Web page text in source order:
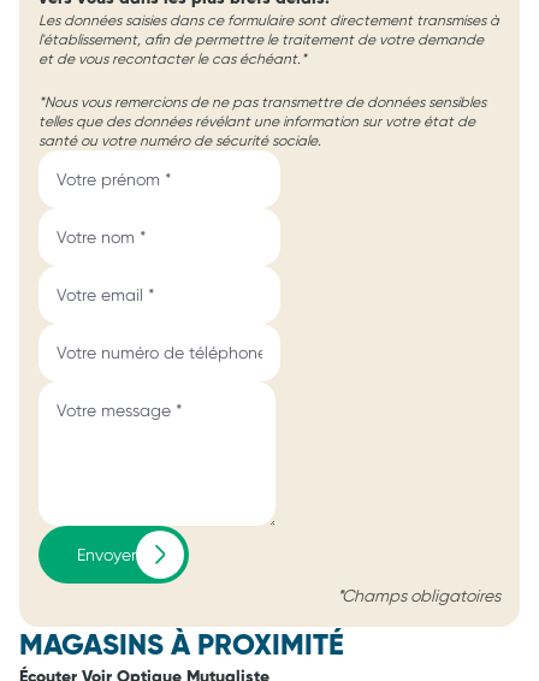
Les données saisies dans ce formulaire sont directement transmises à
l'établissement, afin de permettre le traitement de votre demande
et de vous recontacter le cas échéant.*
*Nous vous remercions de ne pas transmettre de données sensibles
telles que des données révélant une information sur votre état de
santé ou votre numéro de sécurité sociale.
Envoyer
*Champs obligatoires
MAGASINS À PROXIMITÉ
Écouter Voir Optique Mutualiste